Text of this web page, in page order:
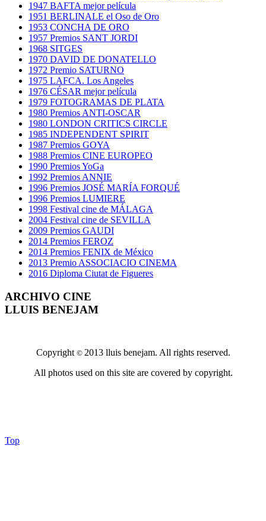
1947 BAFTA mejor película
1951 BERLINALE el Oso de Oro
1953 CONCHA DE ORO
1957 Premios SANT JORDI
1968 SITGES
1970 DAVID DE DONATELLO
1972 Premio SATURNO
1975 LAFCA. Los Angeles
1976 CÉSAR mejor película
1979 FOTOGRAMAS DE PLATA
1980 Premios ANTI-OSCAR
1980 LONDON CRITICS CIRCLE
1985 INDEPENDENT SPIRIT
1987 Premios GOYA
1988 Premios CINE EUROPEO
1990 Premios YoGa
1992 Premios ANNIE
1996 Premios JOSÉ MARÍA FORQUÉ
1996 Premios LUMIERE
1998 Festival cine de MÁLAGA
2004 Festival cine de SEVILLA
2009 Premios GAUDI
2014 Premios FEROZ
2014 Premios FENIX de México
2013 Premio ASSOCIACIO CINEMA
2016 Diploma Ciutat de Figueres
ARCHIVO CINE
LLUIS BENEJAM
Copyright © 2013 lluis benejam. All rights reserved.
All photos used on this site are covered by copyright.
Top